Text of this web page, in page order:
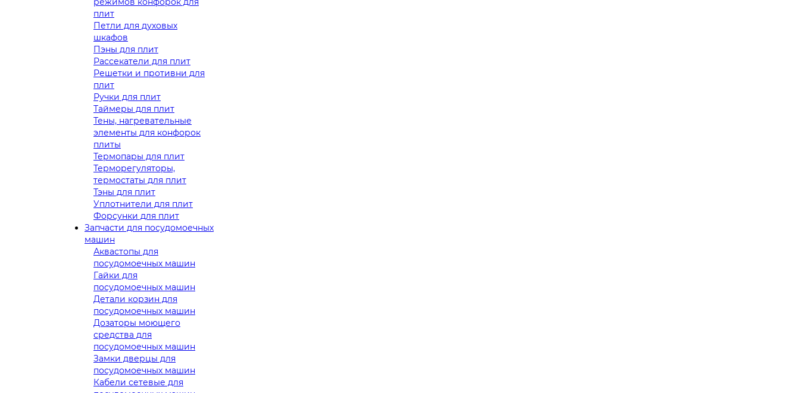
плит
Петли для духовых
шкафов
Пэны для плит
Рассекатели для плит
Решетки и противни для
плит
Ручки для плит
Таймеры для плит
Тены, нагревательные
элементы для конфорок
плиты
Термопары для плит
Терморегуляторы,
термостаты для плит
Тэны для плит
Уплотнители для плит
Форсунки для плит
Запчасти для посудомоечных
машин
Аквастопы для
посудомоечных машин
Гайки для
посудомоечных машин
Детали корзин для
посудомоечных машин
Дозаторы моющего
средства для
посудомоечных машин
Замки дверцы для
посудомоечных машин
Кабели сетевые для